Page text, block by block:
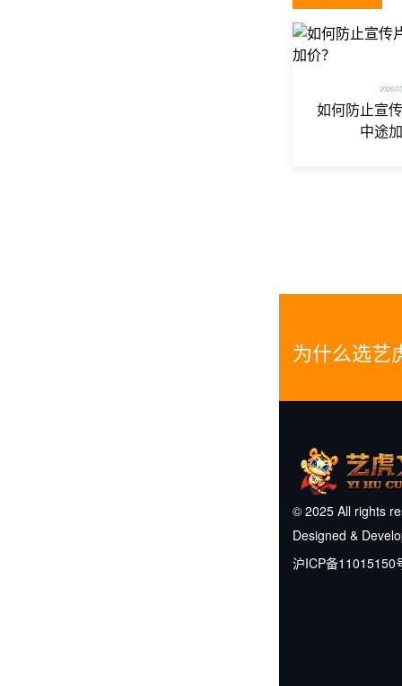
2026/
如何防止宣
中途
为什么选艺
© 2025 All rights
Designed &
沪ICP备11015150